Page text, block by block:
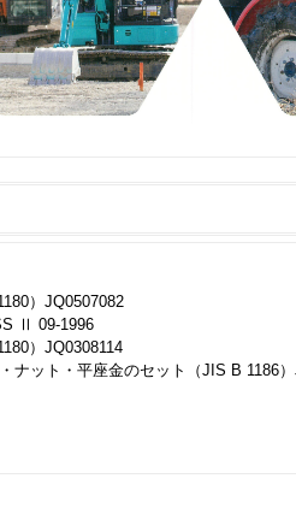
）JQ0507082
Ⅱ 09-1996
）JQ0308114
ナット・平座金のセット（JIS B 1186